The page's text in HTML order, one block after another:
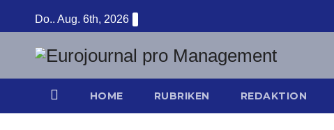
Inhalt
springen
Do.. Aug. 6th, 2026
HOME RUBRIKEN REDAKTION